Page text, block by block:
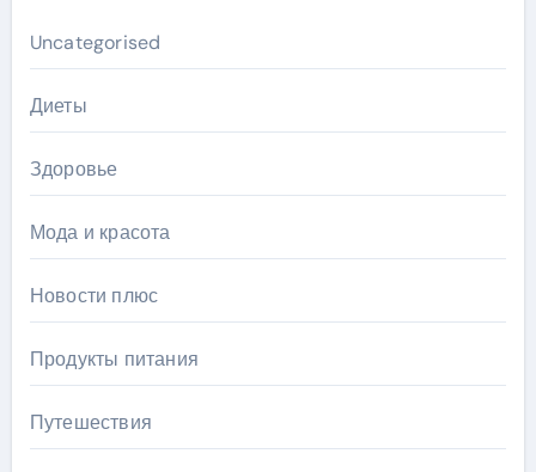
Uncategorised
Диеты
Здоровье
Мода и красота
Новости плюс
Продукты питания
Путешествия